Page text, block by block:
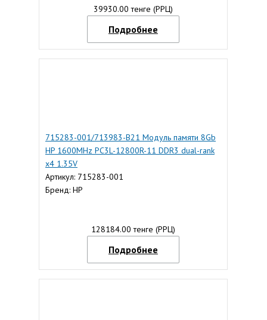
39930.00 тенге (РРЦ)
Подробнее
715283-001/713983-B21 Модуль памяти 8Gb
HP 1600MHz PC3L-12800R-11 DDR3 dual-rank
x4 1.35V
Артикул: 715283-001
Бренд: HP
128184.00 тенге (РРЦ)
Подробнее